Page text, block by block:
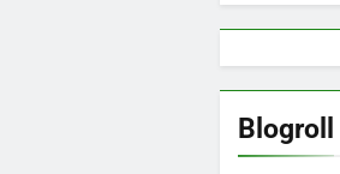
Blogroll